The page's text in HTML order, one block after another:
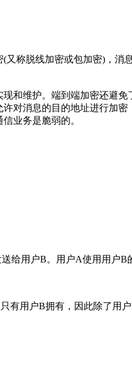
称脱线加密或包加密)，
和维护。端到端加密还避
对消息的目的地址进行加
业务是脆弱的。
用户B。用户A使用用户B
用户B拥有，因此除了用